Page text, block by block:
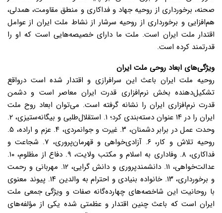
صحنه، برخورداری از روحیه جهاد و فداکاری و منطق مقاومت، همدلی،
هم‌افزایی و برخورداری از روحیه سرشار از نشاط ملت ایران از عوامل
اقتدار ملت ایران است. ملت ما دارای خصیصه‌هایی است که او را
قدرتمند کرده است.
ویژگی‌های ابعاد روحی ملت ایران
روحیه ملت ایران باعث این سرافرازی و اقتدار شده است درواقع
تشکیل‌دهنده بخش نرم‌افزاری قدرت ایران معاصر است و دشمن
قدرت نرم‌افزاری ایران را نشانه گرفته است. می‌توان ابعاد روح ملت
ایران را در ۱۴ عنوان دسته‌بندی کرد؛ ۱. استقلال‌طلبی و بیگانه‌ستیزی، ۲.
وحدت عمل در برابر دشمنان، ۳. غیرت و جوانمردی، ۴. عزم و اراده، ۵.
روحیه تلاش و کار، ۶. آزادی‌خواهی و قهرمان‌پروری، ۷. شجاعت و
فداکاری، ۸. وفاداری به اسلام و مکتب ولایت، ۹. دفاع از مظلوم، ۱۰.
عدالت‌خواهی، ۱۱. دانشمندپروری و دانش گرایی، ۱۲. مهربانی و رحمت
و برخورداری، ۱۳. خانواده بنیادی و احترام به والدین ۱۴. پیوند معنوی
با روحانیت این شاخصه‌های چهارده‌گانه صفات و ویژگی جمعی ملت
ایران است که باعث چنین اقتدار و عظمتی شده یکی از مؤلفه‌های